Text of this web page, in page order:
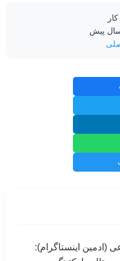
(ادمین اینستاگرام):